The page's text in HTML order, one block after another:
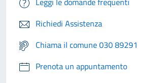
Richiedi Assistenza
Chiama il comune 030 89291
Prenota un appuntamento